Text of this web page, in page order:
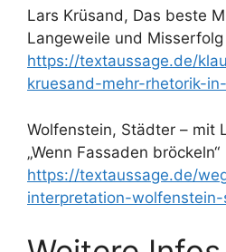
Lars Krüsand, Das beste
Langeweile und Misserfolg
https://textaussage.de/
kruesand-mehr-rhetorik-
Wolfenstein, Städter – mit
„Wenn Fassaden bröckeln“
https://textaussage.de/
interpretation-